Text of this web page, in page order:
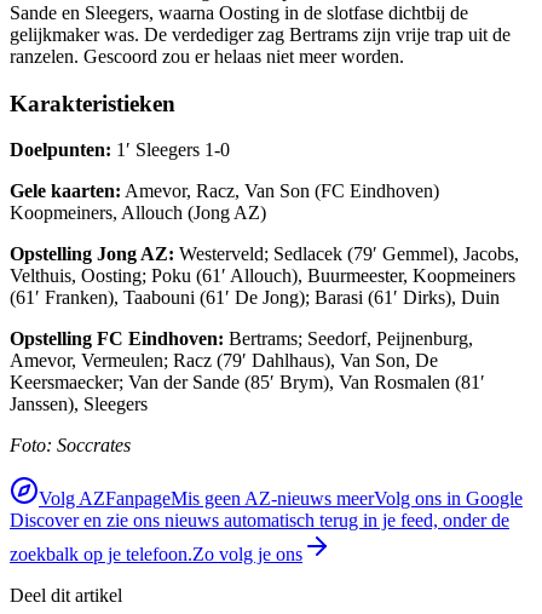
Sande en Sleegers, waarna Oosting in de slotfase dichtbij de
gelijkmaker was. De verdediger zag Bertrams zijn vrije trap uit de
ranzelen. Gescoord zou er helaas niet meer worden.
Karakteristieken
Doelpunten: 1′ Sleegers 1-0
Gele kaarten: Amevor, Racz, Van Son (FC Eindhoven)
Koopmeiners, Allouch (Jong AZ)
Opstelling Jong AZ: Westerveld; Sedlacek (79′ Gemmel), Jacobs,
Velthuis, Oosting; Poku (61′ Allouch), Buurmeester, Koopmeiners
(61′ Franken), Taabouni (61′ De Jong); Barasi (61′ Dirks), Duin
Opstelling FC Eindhoven: Bertrams; Seedorf, Peijnenburg,
Amevor, Vermeulen; Racz (79′ Dahlhaus), Van Son, De
Keersmaecker; Van der Sande (85′ Brym), Van Rosmalen (81′
Janssen), Sleegers
Foto: Soccrates
Volg AZFanpageMis geen AZ-nieuws meerVolg ons in Google
Discover en zie ons nieuws automatisch terug in je feed, onder de
zoekbalk op je telefoon.Zo volg je ons
Deel dit artikel